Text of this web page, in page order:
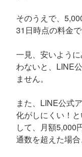
そのうえで、
31日時点の料金で
一見、安いよう
わないと、LINE
ません。
また、LINE公式
化がしにくい！
して、月額5,000
通数を超えた場